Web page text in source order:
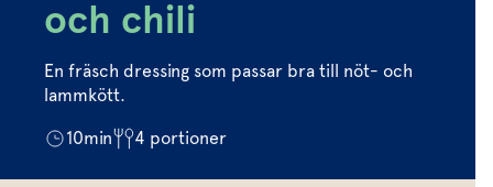
Dressing
Örtolja
Vårt sortiment
och chili
En fräsch dressing som passar bra till nöt- och
lammkött.
10min 4 portioner